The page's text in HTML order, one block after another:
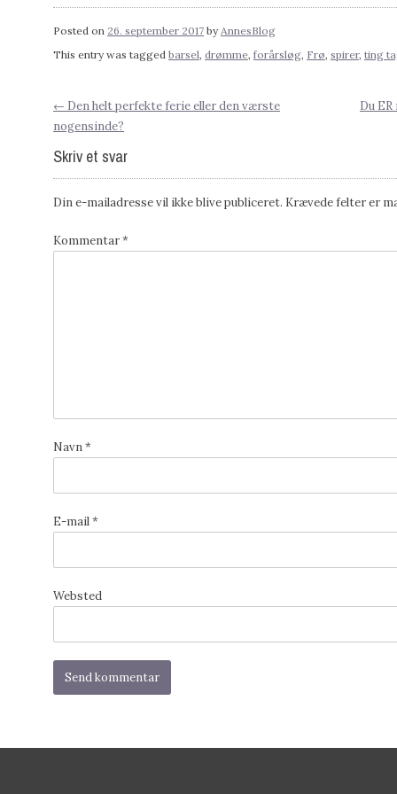
Posted on 26. september 2017 byAnnesBlog
This entry was tagged barsel, drømme, forårsløg, Frø, spirer, ting
Post
navigation
← Den helt perfekte ferie eller den værste
nogensinde?
Du
Skriv et svar
Din e-mailadresse vil ikke blive publiceret. Krævede felter er
Kommentar*
Navn*
E-mail*
Websted